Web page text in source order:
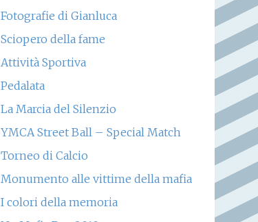
Fotografie di Gianluca
Sciopero della fame
Attività Sportiva
Pedalata
La Marcia del Silenzio
YMCA Street Ball – Special Match
Torneo di Calcio
Monumento alle vittime della mafia
I colori della memoria